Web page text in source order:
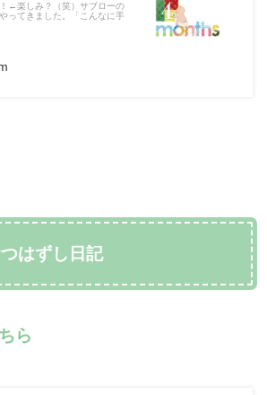
←楽しみ？（笑）サブローの
ってきました。「こんなに手
はずし日記
ら